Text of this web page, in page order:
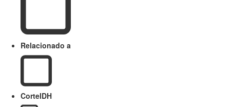
Relacionado a
CorteIDH